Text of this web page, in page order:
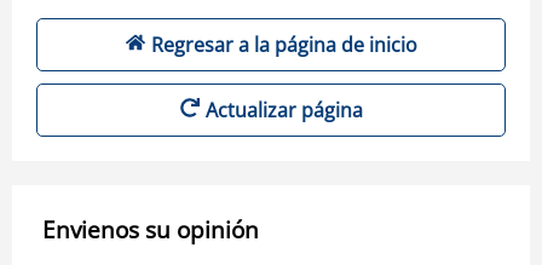
Regresar a la página de inicio
Actualizar página
Envienos su opinión